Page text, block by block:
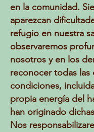
en la comunidad.
aparezcan
refugio en nuestra
observaremos
nosotros y en los
reconocer todas las
condiciones,
propia energía del
han originado
Nos